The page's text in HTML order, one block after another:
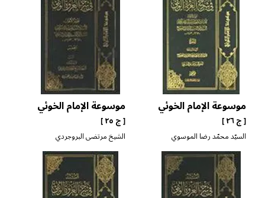
موسوعة الإمام الخوئي
[ ج ٢٦ ]
السيّد محمّد رضا الموسوي
موسوعة الإمام الخوئي
[ ج ٢٥ ]
الشيخ مرتضى البروجردي